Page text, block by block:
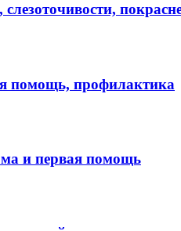
помощь, профилактика
и первая помощь